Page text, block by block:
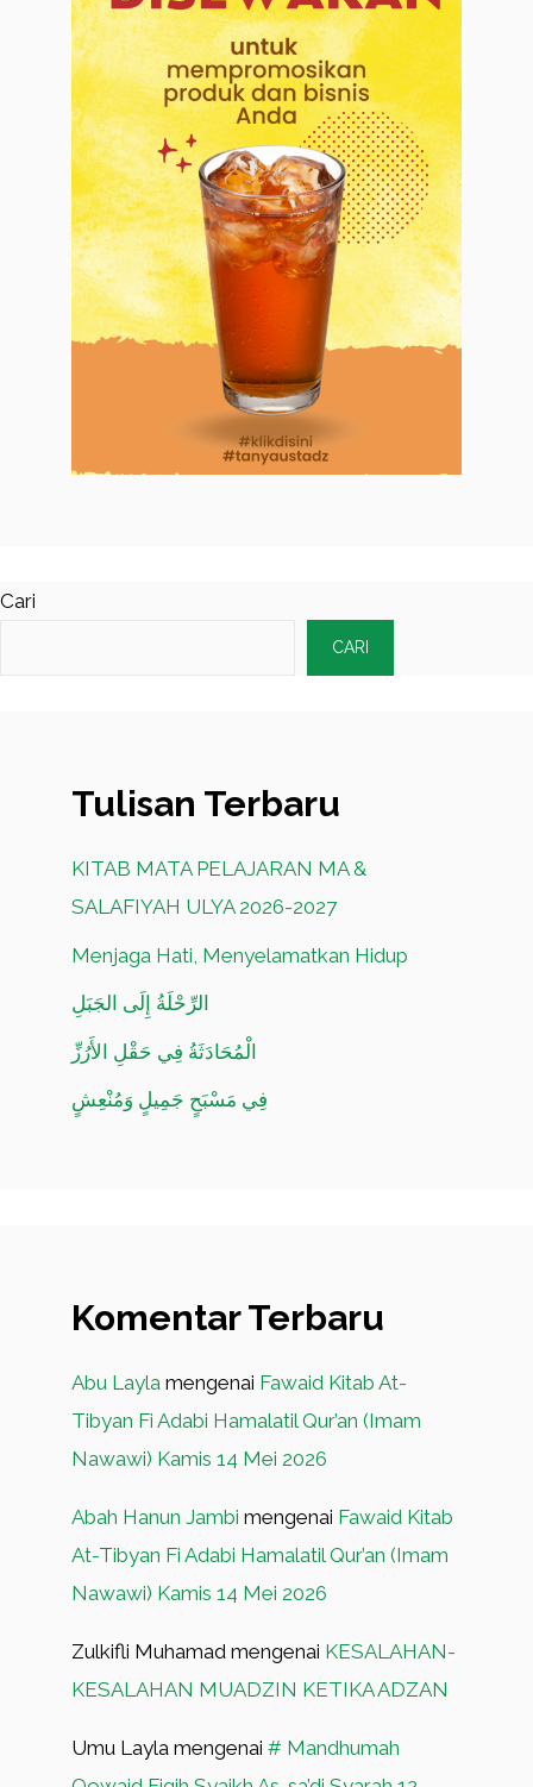
Cari
CARI
Tulisan Terbaru
KITAB MATA PELAJARAN MA &
SALAFIYAH ULYA 2026-2027
Menjaga Hati, Menyelamatkan Hidup
الرِّحْلَةُ إِلَى الجَبَلِ
الْمُحَادَثَةُ فِي حَقْلِ الأَرُزِّ
فِي مَسْبَحٍ جَمِيلٍ وَمُنْعِشٍ
Komentar Terbaru
Abu Layla mengenai Fawaid Kitab At-
Tibyan Fi Adabi Hamalatil Qur’an (Imam
Nawawi) Kamis 14 Mei 2026
Abah Hanun Jambi mengenai Fawaid Kitab
At-Tibyan Fi Adabi Hamalatil Qur’an (Imam
Nawawi) Kamis 14 Mei 2026
Zulkifli Muhamad mengenai KESALAHAN-
KESALAHAN MUADZIN KETIKA ADZAN
Umu Layla mengenai # Mandhumah